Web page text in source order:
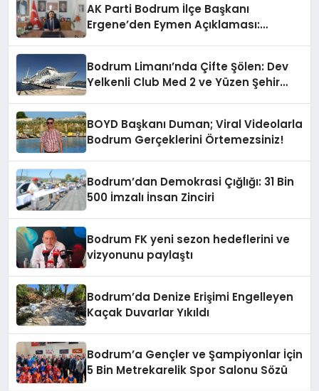
AK Parti Bodrum İlçe Başkanı
Ergene’den Eymen Açıklaması:
Bodrum Limanı’nda Çifte Şölen: Dev
Yelkenli Club Med 2 ve Yüzen Şehir
BOYD Başkanı Duman; Viral Videolarla
Bodrum Gerçeklerini Örtemezsiniz!
Bodrum’dan Demokrasi Çığlığı: 31 Bin
500 İmzalı İnsan Zinciri
Bodrum FK yeni sezon hedeflerini ve
vizyonunu paylaştı
Bodrum’da Denize Erişimi Engelleyen
Kaçak Duvarlar Yıkıldı
Bodrum’a Gençler ve Şampiyonlar İçin
5 Bin Metrekarelik Spor Salonu Sözü